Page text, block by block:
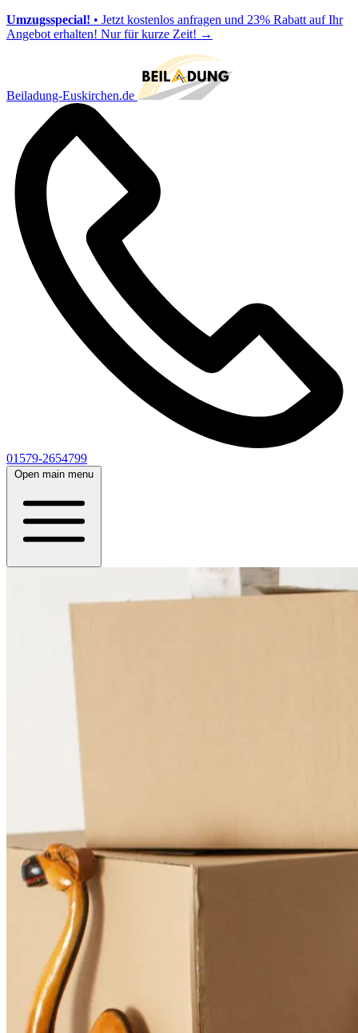
Umzugsspecial! • Jetzt kostenlos anfragen und 23% Rabatt auf Ihr
Angebot erhalten! Nur für kurze Zeit! →
Beiladung-Euskirchen.de
01579-2654799
Open main menu